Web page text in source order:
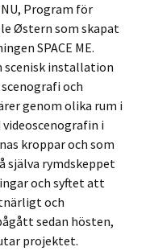
Program för
Østern som skapat
SPACE ME.
scenisk installation
och
genom olika rum i
i
kroppar och som
själva rymdskeppet
och syftet att
och
sedan hösten,
projektet.